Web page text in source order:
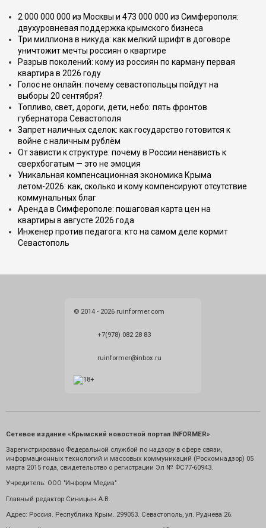
2 000 000 000 из Москвы и 473 000 000 из Симферополя:
двухуровневая поддержка крымского бизнеса
Три миллиона в никуда: как мелкий шрифт в договоре
уничтожит мечты россиян о квартире
Разрыв поколений: кому из россиян по карману первая
квартира в 2026 году
Голос не онлайн: почему севастопольцы пойдут на
выборы 20 сентября?
Топливо, свет, дороги, дети, небо: пять фронтов
губернатора Севастополя
Запрет наличных сделок: как государство готовится к
войне с наличным рублём
От зависти к структуре: почему в России ненависть к
сверхбогатым — это не эмоция
Уникальная компенсационная экономика Крыма
летом-2026: как, сколько и кому компенсируют отсутствие
коммунальных благ
Аренда в Симферополе: пошаговая карта цен на
квартиры в августе 2026 года
Инженер против педагога: кто на самом деле кормит
Севастополь
© 2014 - 2026 ruinformer.com
+7(978) 082 28 83
ruinformer@inbox.ru
Сетевое издание «Крымский новостной портал INFORMER»
Зарегистрировано Федеральной службой по надзору в сфере связи,
информационных технологий и массовых коммуникаций (Роскомнадзор) 05
марта 2015 года, свидетельство о регистрации Эл № ФС77-60943.
Учредитель: ООО "Информ Медиа"
Главный редактор Синицын А.В.
Адрес: Россия. Республика Крым. 299053. Севастополь, ул. Руднева 26.